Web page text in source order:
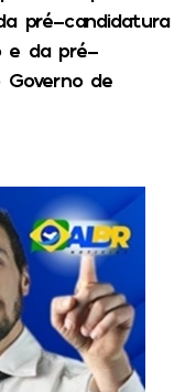
pré-candidatura
e da pré-
Governo de